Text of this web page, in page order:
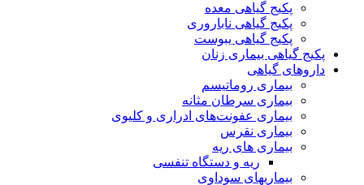
پکیج گیاهی معده
پکیج گیاهی ناباروری
پکیج گیاهی یبوست
پکیج گیاهی بیماری زنان
داروهای گیاهی
بیماری روماتیسم
بیماری سرطان مثانه
بیماری عفونت‌های ادراری و کلیوی
بیماری نقرس
بیماری های ریه
ریه و دستگاه تنفسی
بیماریهای سوداوی